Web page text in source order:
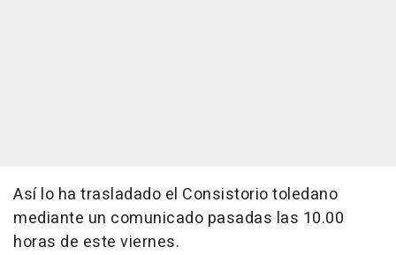
Así lo ha trasladado el Consistorio toledano
mediante un comunicado pasadas las 10.00
horas de este viernes.